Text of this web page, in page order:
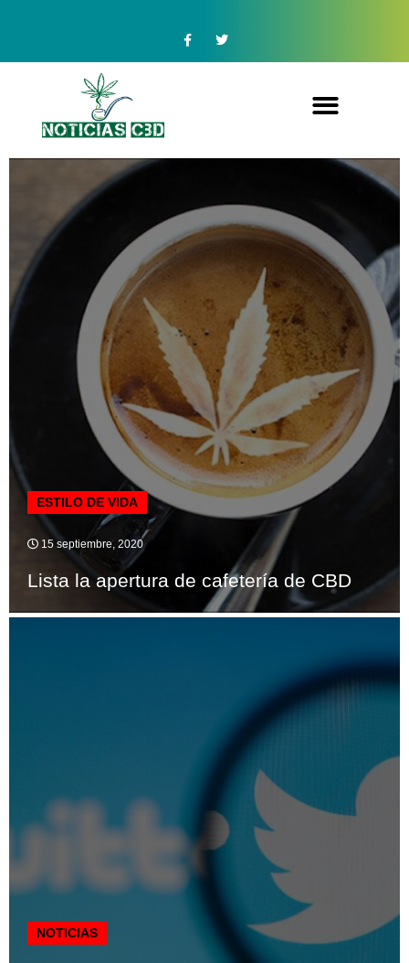
ESTILO DE VIDA
15 septiembre, 2020
Lista la apertura de cafetería de CBD
NOTICIAS